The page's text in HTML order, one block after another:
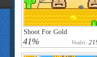
Shoot For Gold
41% Votări: